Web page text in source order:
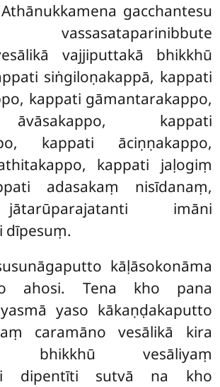
gacchantesu
vassasataparinibbute
vajjiputtakā bhikkhū
siṅgiloṇakappā, kappati
kappati gāmantarakappo,
kappati
kappati āciṇṇakappo,
kappati jaḷogiṃ
adasakaṃ nisīdanaṃ,
imāni
dīpesuṃ.
kāḷāsokonāma
ahosi. Tena kho pana
yaso kākaṇḍakaputto
caramāno vesālikā kira
bhikkhū vesāliyaṃ
dipentīti sutvā na kho